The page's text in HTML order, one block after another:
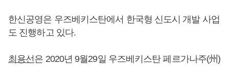
한신공영은 우즈베키스탄에서 한국형 신도시 개발 사업
도 진행하고 있다.
최용선은 2020년 9월29일 우즈베키스탄 페르가나주(州)